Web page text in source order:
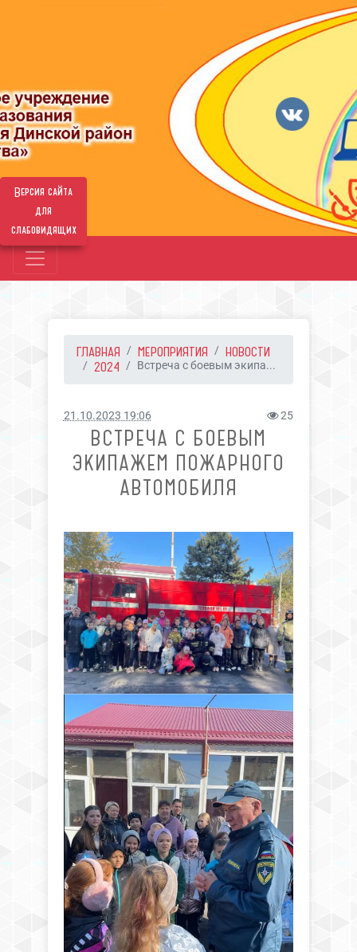
Версия сайта
для
слабовидящих
ГЛАВНАЯ МЕРОПРИЯТИЯ
НОВОСТИ
2024
Встреча с боевым экипа...
21.10.2023 19:06 25
ВСТРЕЧА С БОЕВЫМ
ЭКИПАЖЕМ ПОЖАРНОГО
АВТОМОБИЛЯ